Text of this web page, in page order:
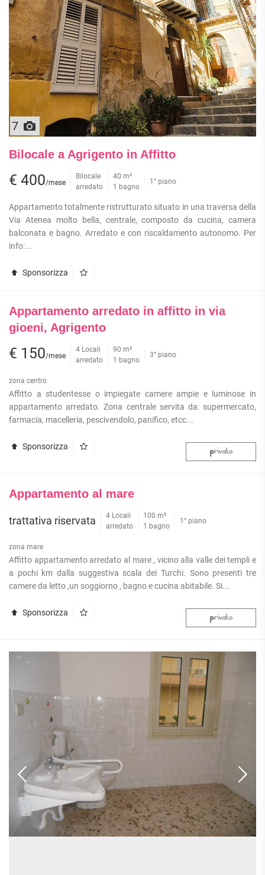
7
Bilocale a Agrigento in Affitto
€ 400/mese
Bilocale
arredato
40 m²
1 bagno
1° piano
Appartamento totalmente ristrutturato situato in una traversa della
Via Atenea molto bella, centrale, composto da cucina, camera
balconata e bagno. Arredato e con riscaldamento autonomo. Per
info:...
Sponsorizza
Appartamento arredato in affitto in via
gioeni, Agrigento
€ 150/mese
4 Locali
arredato
90 m²
1 bagno
3° piano
zona centro
Affitto a studentesse o impiegate camere ampie e luminose in
appartamento arredato. Zona centrale servita da: supermercato,
farmacia, macelleria, pescivendolo, panifico, etcc...
Sponsorizza
Appartamento al mare
trattativa riservata
4 Locali
arredato
100 m²
1 bagno
1° piano
zona mare
Affitto appartamento arredato al mare , vicino alla valle dei templi e
a pochi km dalla suggestiva scala dei Turchi. Sono presenti tre
camere da letto ,un soggiorno , bagno e cucina abitabile. Si...
Sponsorizza